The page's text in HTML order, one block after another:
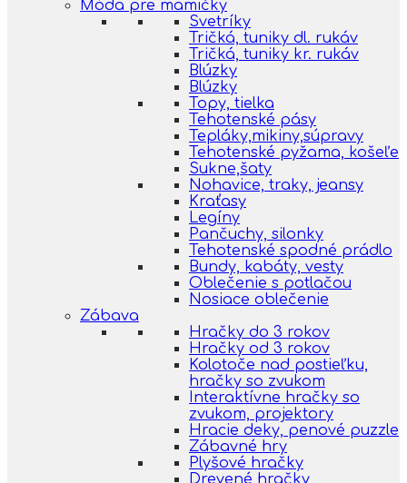
Móda pre mamičky
Svetríky
Tričká, tuniky dl. rukáv
Tričká, tuniky kr. rukáv
Blúzky
Blúzky
Topy, tielka
Tehotenské pásy
Tepláky,mikiny,súpravy
Tehotenské pyžama, košeľe
Sukne,šaty
Nohavice, traky, jeansy
Kraťasy
Legíny
Pančuchy, silonky
Tehotenské spodné prádlo
Bundy, kabáty, vesty
Oblečenie s potlačou
Nosiace oblečenie
Zábava
Hračky do 3 rokov
Hračky od 3 rokov
Kolotoče nad postieľku,
hračky so zvukom
Interaktívne hračky so
zvukom, projektory
Hracie deky, penové puzzle
Zábavné hry
Plyšové hračky
Drevené hračky